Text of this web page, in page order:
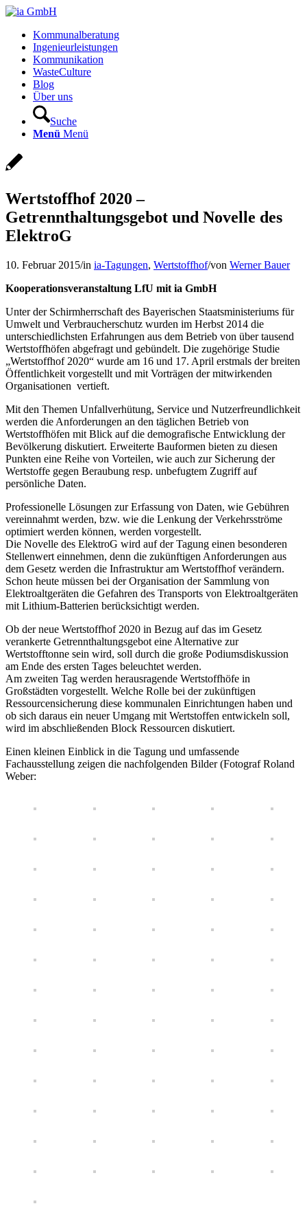
Kommunalberatung
Ingenieurleistungen
Kommunikation
WasteCulture
Blog
Über uns
Suche
Menü Menü
Wertstoffhof 2020 –
Getrennthaltungsgebot und Novelle des
ElektroG
10. Februar 2015/in ia-Tagungen, Wertstoffhof/von Werner Bauer
Kooperationsveranstaltung LfU mit ia GmbH
Unter der Schirmherrschaft des Bayerischen Staatsministeriums für
Umwelt und Verbraucherschutz wurden im Herbst 2014 die
unterschiedlichsten Erfahrungen aus dem Betrieb von über tausend
Wertstoffhöfen abgefragt und gebündelt. Die zugehörige Studie
„Wertstoffhof 2020“ wurde am 16 und 17. April erstmals der breiten
Öffentlichkeit vorgestellt und mit Vorträgen der mitwirkenden
Organisationen vertieft.
Mit den Themen Unfallverhütung, Service und Nutzerfreundlichkeit
werden die Anforderungen an den täglichen Betrieb von
Wertstoffhöfen mit Blick auf die demografische Entwicklung der
Bevölkerung diskutiert. Erweiterte Bauformen bieten zu diesen
Punkten eine Reihe von Vorteilen, wie auch zur Sicherung der
Wertstoffe gegen Beraubung resp. unbefugtem Zugriff auf
persönliche Daten.
Professionelle Lösungen zur Erfassung von Daten, wie Gebühren
vereinnahmt werden, bzw. wie die Lenkung der Verkehrsströme
optimiert werden können, werden vorgestellt.
Die Novelle des ElektroG wird auf der Tagung einen besonderen
Stellenwert einnehmen, denn die zukünftigen Anforderungen aus
dem Gesetz werden die Infrastruktur am Wertstoffhof verändern.
Schon heute müssen bei der Organisation der Sammlung von
Elektroaltgeräten die Gefahren des Transports von Elektroaltgeräten
mit Lithium-Batterien berücksichtigt werden.
Ob der neue Wertstoffhof 2020 in Bezug auf das im Gesetz
verankerte Getrennthaltungsgebot eine Alternative zur
Wertstofftonne sein wird, soll durch die große Podiumsdiskussion
am Ende des ersten Tages beleuchtet werden.
Am zweiten Tag werden herausragende Wertstoffhöfe in
Großstädten vorgestellt. Welche Rolle bei der zukünftigen
Ressourcensicherung diese kommunalen Einrichtungen haben und
ob sich daraus ein neuer Umgang mit Wertstoffen entwickeln soll,
wird im abschließenden Block Ressourcen diskutiert.
Einen kleinen Einblick in die Tagung und umfassende
Fachausstellung zeigen die nachfolgenden Bilder (Fotograf Roland
Weber: